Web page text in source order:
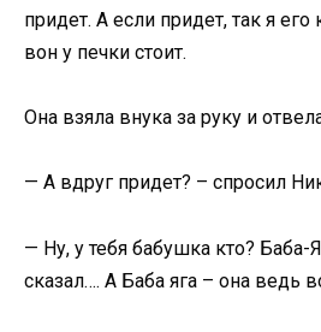
придет. А если придет, так я
вон у печки стоит.
Она взяла внука за руку и
— А вдруг придет? – спросил
— Ну, у тебя бабушка кто? Баба-
сказал…. А Баба яга – она ведь